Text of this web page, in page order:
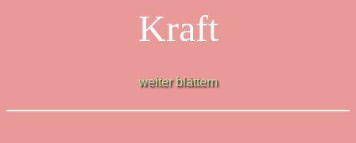
Kraft
weiter blättern